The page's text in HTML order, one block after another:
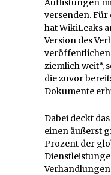
Auflistungen
versenden.
hat WikiLeaks
Version des
ziemlich weit“,
die zuvor
Dokumente
Dabei deckt
einen äußerst
Prozent der